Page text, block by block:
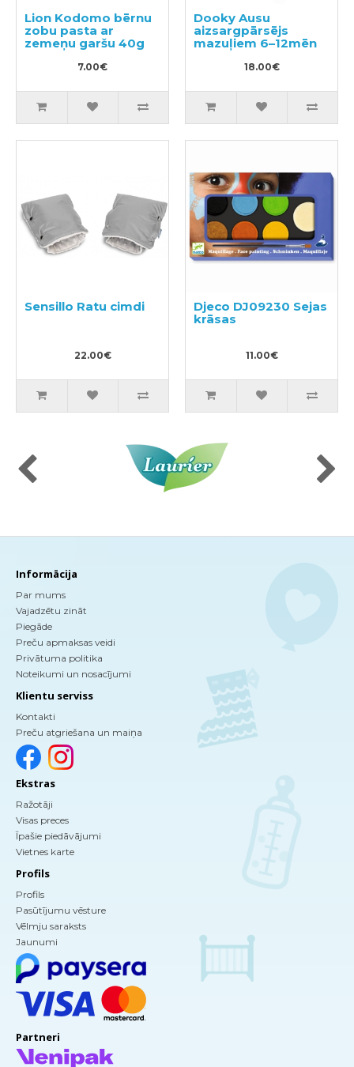
Lion Kodomo bērnu
zobu pasta ar
zemeņu garšu 40g
7.00€
Dooky Ausu
aizsargpārsējs
mazuļiem 6–12mēn
18.00€
Sensillo Ratu cimdi
22.00€
Djeco DJ09230 Sejas
krāsas
11.00€
Informācija
Par mums
Vajadzētu zināt
Piegāde
Preču apmaksas veidi
Privātuma politika
Noteikumi un nosacījumi
Klientu serviss
Kontakti
Preču atgriešana un maiņa
Ekstras
Ražotāji
Visas preces
Īpašie piedāvājumi
Vietnes karte
Profils
Profils
Pasūtījumu vēsture
Vēlmju saraksts
Jaunumi
Partneri